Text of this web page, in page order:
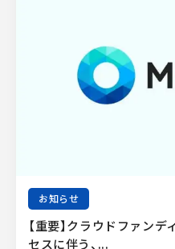
お知らせ
【重要】クラウドファンデ
セスに伴う、...